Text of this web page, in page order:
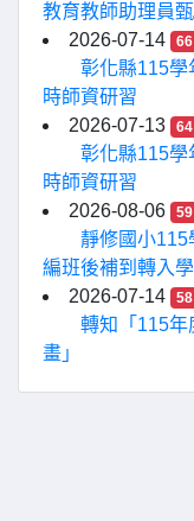
教育教師助理員
2026-07-14
66
彰化縣115學
時師資研習
2026-07-13
64
彰化縣115學
時師資研習
2026-08-06
59
靜修國小115
編班後補到轉入
2026-07-14
58
轉知「115年
畫」